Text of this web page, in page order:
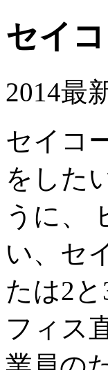
セイ
2014最
セイコ
をした
うに、
い、セ
たは2
フィス